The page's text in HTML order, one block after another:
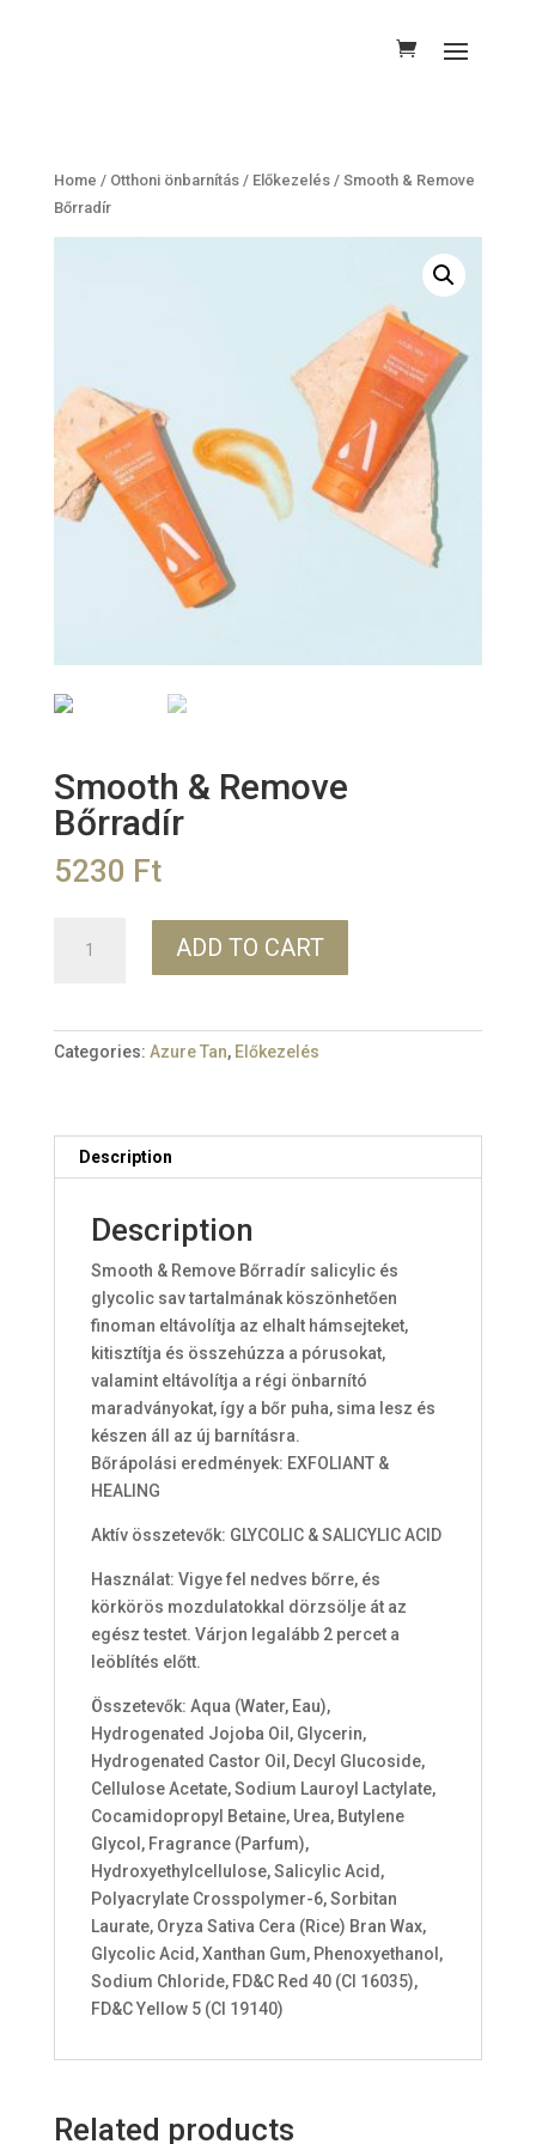
Home / Otthoni önbarnítás/ Előkezelés/ Smooth & Remove
Bőrradír
Smooth & Remove
Bőrradír
5230 Ft
ADD TO CART
Categories: Azure Tan, Előkezelés
Description
Description
Smooth & Remove Bőrradír salicylic és
glycolic sav tartalmának köszönhetően
finoman eltávolítja az elhalt hámsejteket,
kitisztítja és összehúzza a pórusokat,
valamint eltávolítja a régi önbarnító
maradványokat, így a bőr puha, sima lesz és
készen áll az új barnításra.
Bőrápolási eredmények: EXFOLIANT &
HEALING
Aktív összetevők: GLYCOLIC & SALICYLIC ACID
Használat: Vigye fel nedves bőrre, és
körkörös mozdulatokkal dörzsölje át az
egész testet. Várjon legalább 2 percet a
leöblítés előtt.
Összetevők: Aqua (Water, Eau),
Hydrogenated Jojoba Oil, Glycerin,
Hydrogenated Castor Oil, Decyl Glucoside,
Cellulose Acetate, Sodium Lauroyl Lactylate,
Cocamidopropyl Betaine, Urea, Butylene
Glycol, Fragrance (Parfum),
Hydroxyethylcellulose, Salicylic Acid,
Polyacrylate Crosspolymer-6, Sorbitan
Laurate, Oryza Sativa Cera (Rice) Bran Wax,
Glycolic Acid, Xanthan Gum, Phenoxyethanol,
Sodium Chloride, FD&C Red 40 (CI 16035),
FD&C Yellow 5 (CI 19140)
Related products